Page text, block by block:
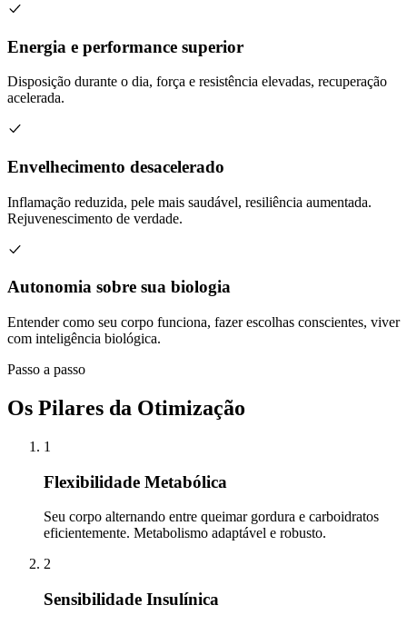
Energia e performance superior
Disposição durante o dia, força e resistência elevadas, recuperação
acelerada.
Envelhecimento desacelerado
Inflamação reduzida, pele mais saudável, resiliência aumentada.
Rejuvenescimento de verdade.
Autonomia sobre sua biologia
Entender como seu corpo funciona, fazer escolhas conscientes, viver
com inteligência biológica.
Passo a passo
Os Pilares da Otimização
1
Flexibilidade Metabólica
Seu corpo alternando entre queimar gordura e carboidratos
eficientemente. Metabolismo adaptável e robusto.
2
Sensibilidade Insulínica